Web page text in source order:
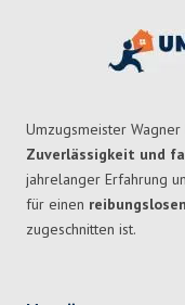
Umzugsmeister
Zuverlässigkeit und
jahrelanger Erfahrung
für einen
zugeschnitten ist.